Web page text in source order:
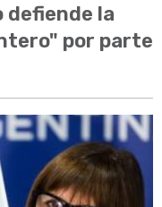
defiende la
por parte